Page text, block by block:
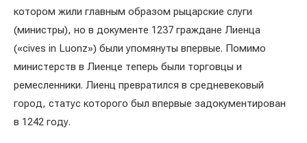
котором жили главным образом рыцарские слуги
(министры), но в документе 1237 граждане Лиенца
(«cives in Luonz») были упомянуты впервые. Помимо
министерств в Лиенце теперь были торговцы и
ремесленники. Лиенц превратился в средневековый
город, статус которого был впервые задокументирован
в 1242 году.